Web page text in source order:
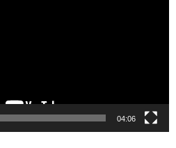
04:06